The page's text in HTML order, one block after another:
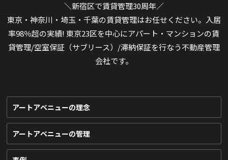
＼新宿区で賃貸管理30周年／
東京・神奈川・埼玉・千葉の賃貸管理はお任せください。入居
率98％超の実績! 東京23区を中心にアパート・マンションの賃
貸管理/空室保証（サブリース）/滞納保証を行なう不動産管理
会社です。
アートアベニューの理念
アートアベニューの管理